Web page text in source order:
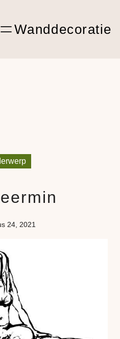
Shop Kunst
Wanddecoratie
24, 2021